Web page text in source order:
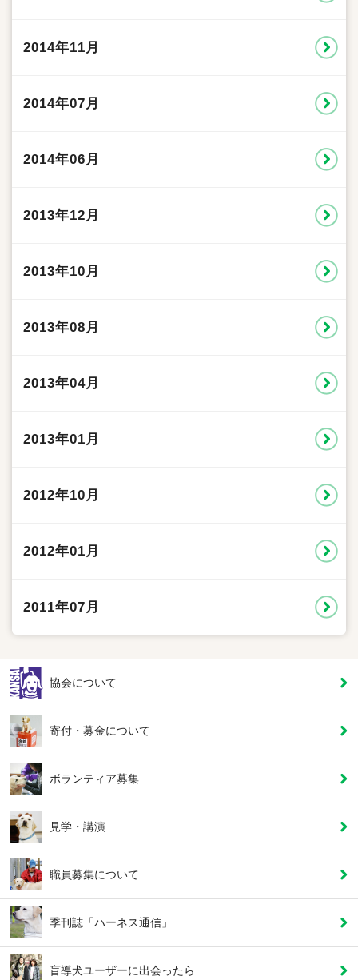
2014年11月
2014年07月
2014年06月
2013年12月
2013年10月
2013年08月
2013年04月
2013年01月
2012年10月
2012年01月
2011年07月
協会について
寄付・募金について
ボランティア募集
見学・講演
職員募集について
季刊誌「ハーネス通信」
盲導犬ユーザーに出会ったら